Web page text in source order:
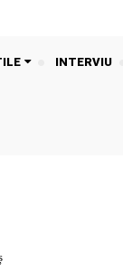
INTERVIU